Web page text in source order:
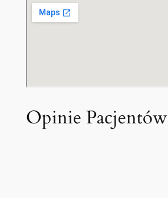
Opinie Pacjentów